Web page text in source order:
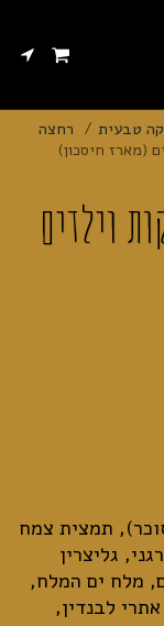
טבעית
רחצה
(מארז חיסכון)
וילדים
תמצית צמח
גליצרין
מלח ים המלח,
לבנדין,